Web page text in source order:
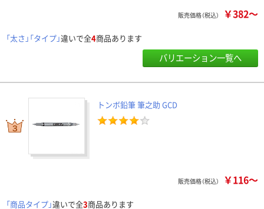
販売価格（税込） ￥382～
「太さ」「タイプ」違いで全4商品あります
バリエーション一覧へ
トンボ鉛筆 筆之助 GCD
販売価格（税込） ￥116～
「商品タイプ」違いで全3商品あります